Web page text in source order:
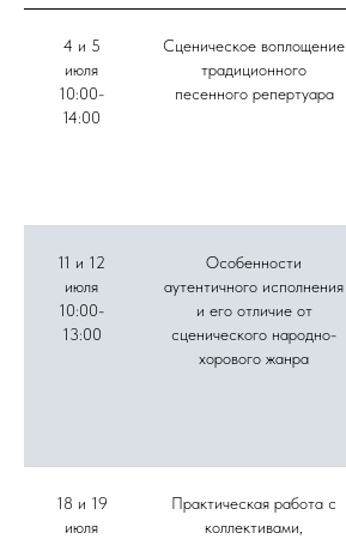
4 и 5
июля
10:00-
14:00
Сценическое воплощение
традиционного
песенного репертуара
11 и 12
июля
10:00-
13:00
Особенности
аутентичного исполнения
и его отличие от
сценического народно-
хорового жанра
18 и 19
июля
Практическая работа с
коллективами,